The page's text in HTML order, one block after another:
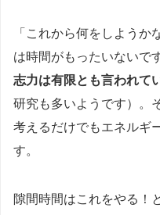
「これから何をしようか
は時間がもったいないで
志力は有限とも言われて
研究も多いようです）。
考えるだけでもエネルギ
す。
隙間時間はこれをやる！